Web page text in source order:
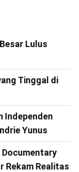
Lulus
Tinggal di
Independen
Yunus
Documentary
Rekam Realitas